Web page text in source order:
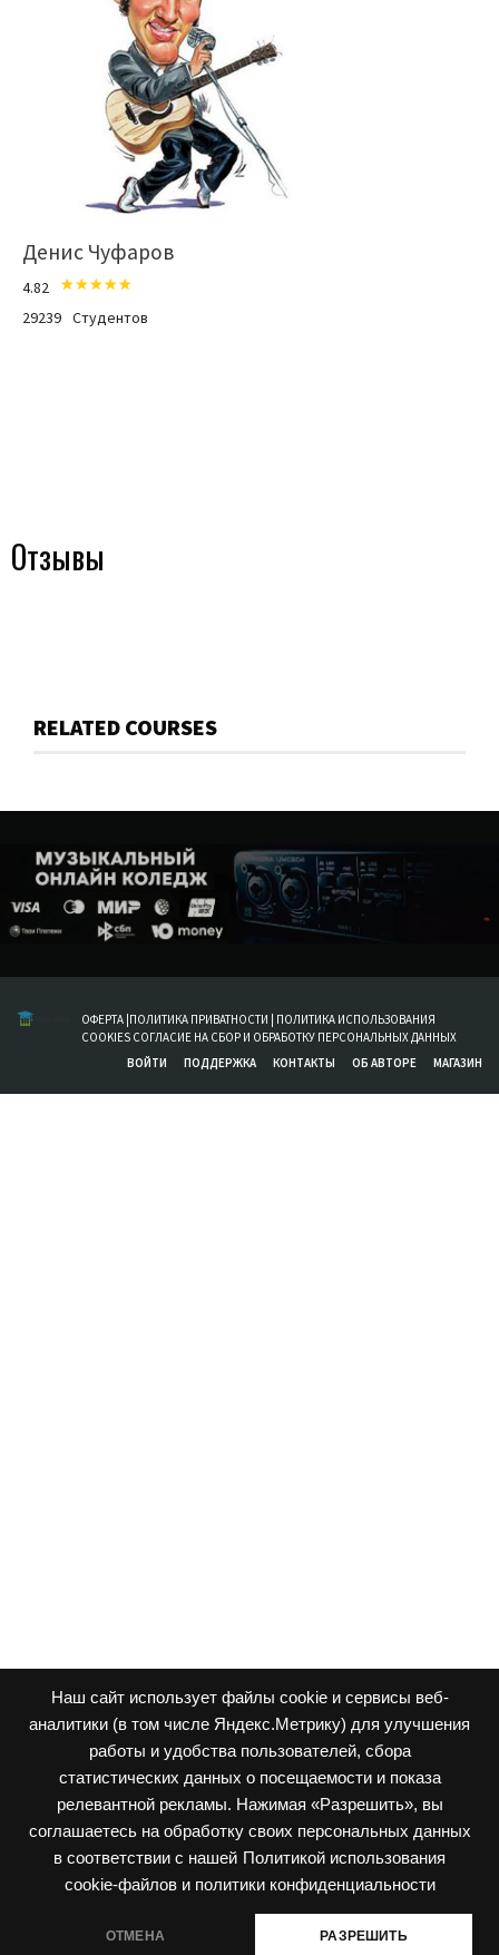
Наш сайт использует файлы cookie и сервисы веб-
аналитики (в том числе Яндекс.Метрику) для улучшения
работы и удобства пользователей, сбора
статистических данных о посещаемости и показа
релевантной рекламы. Нажимая «Разрешить», вы
соглашаетесь на обработку своих персональных данных
в соответствии с нашей Политикой использования
cookie-файлов и политики конфиденциальности
ОТМЕНА РАЗРЕШИТЬ
Денис Чуфаров
4.82
29239 Студентов
Отзывы
RELATED COURSES
ОФЕРТА |ПОЛИТИКА ПРИВАТНОСТИ | ПОЛИТИКА ИСПОЛЬЗОВАНИЯ
COOKIES СОГЛАСИЕ НА СБОР И ОБРАБОТКУ ПЕРСОНАЛЬНЫХ ДАННЫХ
ВОЙТИ
ПОДДЕРЖКА КОНТАКТЫ ОБ АВТОРЕ МАГАЗИН